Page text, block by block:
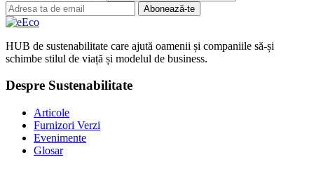
Abonează-te
HUB de sustenabilitate care ajută oamenii și companiile să-și
schimbe stilul de viață și modelul de business.
Despre Sustenabilitate
Articole
Furnizori Verzi
Evenimente
Glosar